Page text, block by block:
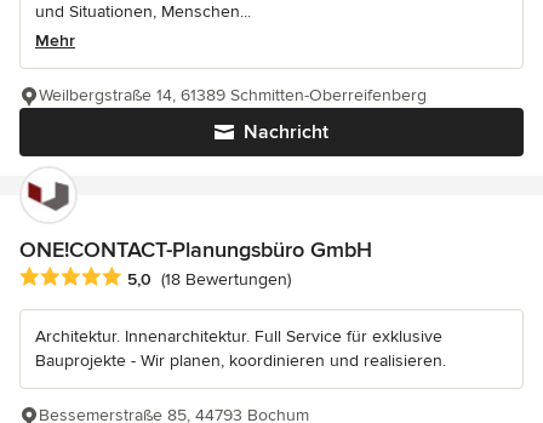
und Situationen, Menschen...
Mehr
Nachricht
Weilbergstraße 14, 61389 Schmitten-Oberreifenberg
ONE!CONTACT-Planungsbüro GmbH
Durchschnittliche Bewertung: 5 von 5 Sternen
5,0 (18 Bewertungen)
Architektur. Innenarchitektur. Full Service für exklusive
Bauprojekte - Wir planen, koordinieren und realisieren.
Bessemerstraße 85, 44793 Bochum